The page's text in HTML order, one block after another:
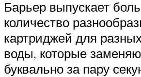
Барьер выпускает
количество
картриджей для
воды, которые
буквально за пару